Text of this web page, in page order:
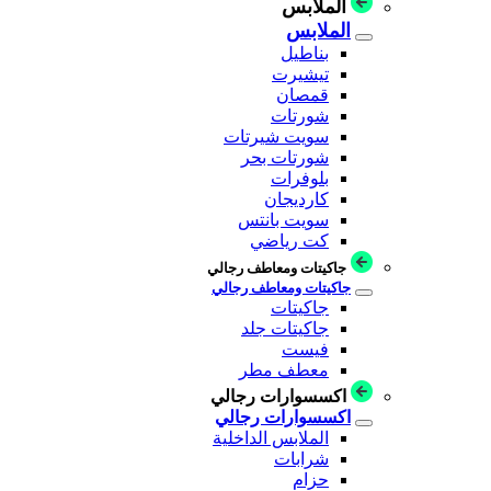
الملابس
الملابس
بناطيل
تيشيرت
قمصان
شورتات
سويت شيرتات
شورتات بحر
بلوفرات
كارديجان
سويت بانتس
كت رياضي
جاكيتات ومعاطف رجالي
جاكيتات ومعاطف رجالي
جاكيتات
جاكيتات جلد
فيست
معطف مطر
اكسسوارات رجالي
اكسسوارات رجالي
الملابس الداخلية
شرابات
حزام